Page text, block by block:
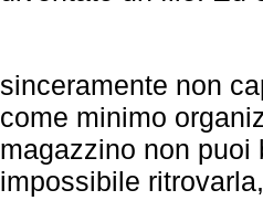
sinceramente non
come minimo
magazzino non puoi
impossibile